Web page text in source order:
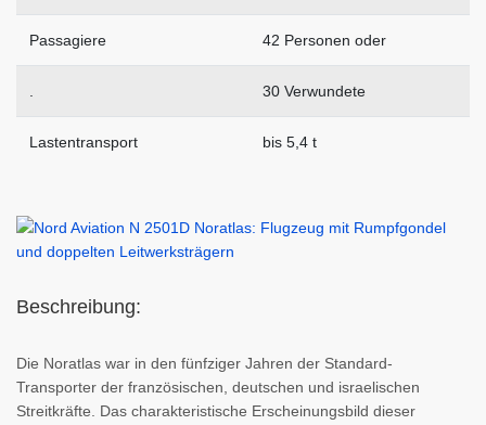
Passagiere 42 Personen oder
. 30 Verwundete
Lastentransport bis 5,4 t
Beschreibung:
Die Noratlas war in den fünfziger Jahren der Standard-
Transporter der französischen, deutschen und israelischen
Streitkräfte. Das charakteristische Erscheinungsbild dieser